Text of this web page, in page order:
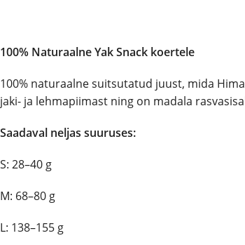
100% Naturaalne Yak Snack koertele
100% naturaalne suitsutatud juust, mida
jaki- ja lehmapiimast ning on madala
Saadaval neljas suuruses:
S: 28–40 g
M: 68–80 g
L: 138–155 g